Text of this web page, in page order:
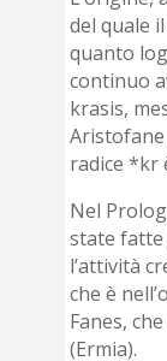
del quale
quanto
continuo
krasis,
Aristofane
radice *kr
Nel
state fatte
l’attività
che è
Fanes,
(Ermia).